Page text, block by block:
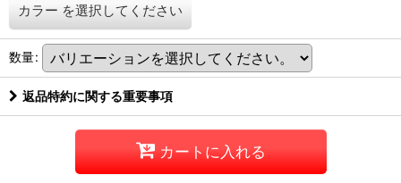
カラー を選択してください
数量:
返品特約に関する重要事項
カートに入れる